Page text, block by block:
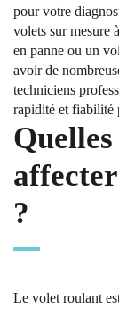
pour votre
volets sur mesure
en panne ou un
avoir de
techniciens
rapidité et fiabilité
?
Le volet roulant